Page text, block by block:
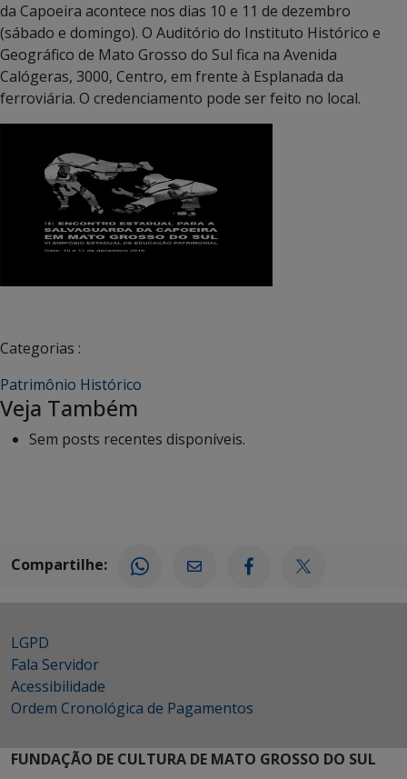
da Capoeira acontece nos dias 10 e 11 de dezembro
(sábado e domingo). O Auditório do Instituto Histórico e
Geográfico de Mato Grosso do Sul fica na Avenida
Calógeras, 3000, Centro, em frente à Esplanada da
ferroviária. O credenciamento pode ser feito no local.
Categorias :
Patrimônio Histórico
Veja Também
Sem posts recentes disponíveis.
Compartilhe:
LGPD
Fala Servidor
Acessibilidade
Ordem Cronológica de Pagamentos
FUNDAÇÃO DE CULTURA DE MATO GROSSO DO SUL